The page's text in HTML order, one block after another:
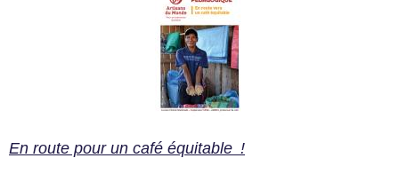
En route pour un café équitable !